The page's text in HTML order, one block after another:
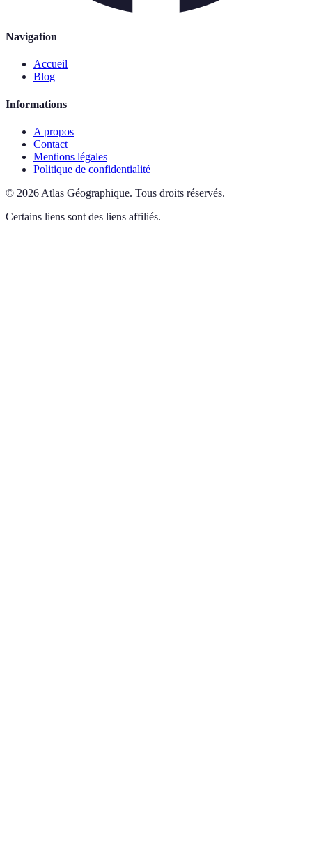
Navigation
Accueil
Blog
Informations
A propos
Contact
Mentions légales
Politique de confidentialité
© 2026 Atlas Géographique. Tous droits réservés.
Certains liens sont des liens affiliés.